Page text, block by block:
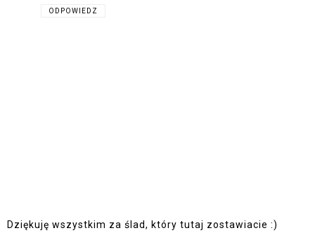
ODPOWIEDZ
Dziękuję wszystkim za ślad, który tutaj zostawiacie :)